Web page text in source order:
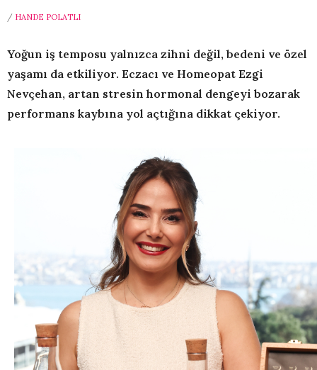
/ HANDE POLATLI
Yoğun iş temposu yalnızca zihni değil, bedeni ve özel
yaşamı da etkiliyor. Eczacı ve Homeopat Ezgi
Nevçehan, artan stresin hormonal dengeyi bozarak
performans kaybına yol açtığına dikkat çekiyor.